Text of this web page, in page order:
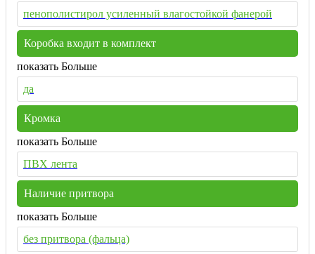
пенополистирол усиленный влагостойкой фанерой
Коробка входит в комплект
показать Больше
да
Кромка
показать Больше
ПВХ лента
Наличие притвора
показать Больше
без притвора (фальца)